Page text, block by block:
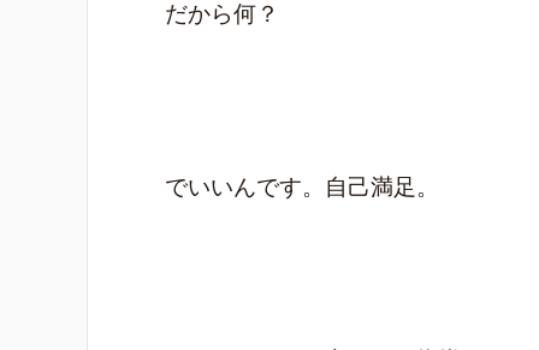
だから何？
でいいんです。自己満足。